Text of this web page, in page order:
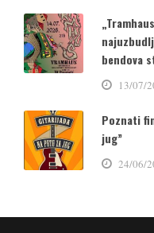
bendova
13/07/
Poznati
jug”
24/06/